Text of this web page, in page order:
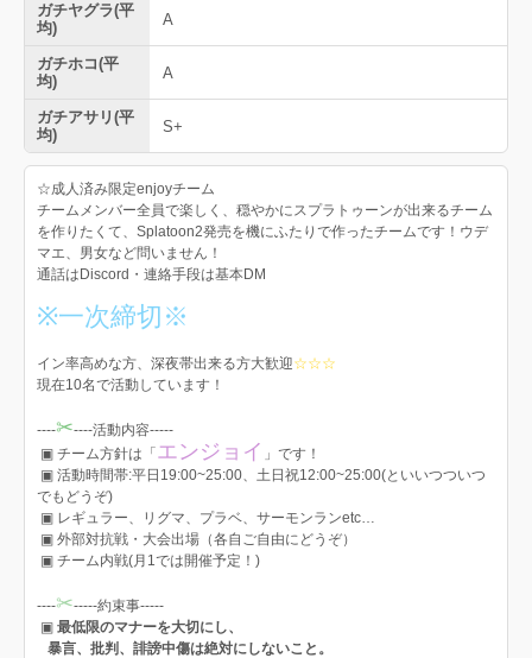
ガチヤグラ(平
均)
A
ガチホコ(平
均)
A
ガチアサリ(平
均)
S+
☆成人済み限定enjoyチーム
チームメンバー全員で楽しく、穏やかにスプラトゥーンが出来るチーム
を作りたくて、Splatoon2発売を機にふたりで作ったチームです！ウデ
マエ、男女など問いません！
通話はDiscord・連絡手段は基本DM
※一次締切※
イン率高めな方、深夜帯出来る方大歓迎☆☆☆
現在10名で活動しています！
--‪--✂︎----活動内容-----
▣ チーム方針は「 エンジョイ 」です！
▣ 活動時間帯:平日19:00~25:00、土日祝12:00~25:00(といいつついつ
でもどうぞ)
▣ レギュラー、リグマ、プラベ、サーモンランetc…
▣ 外部対抗戦・大会出場（各自ご自由にどうぞ）
▣ チーム内戦(月1では開催予定！)
-‪-‪--✂︎-----約束事-----
▣ 最低限のマナーを大切にし、
暴言、批判、誹謗中傷は絶対にしないこと。